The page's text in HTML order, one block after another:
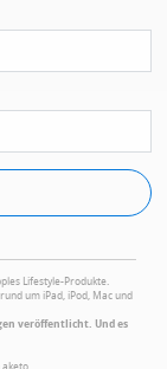
Lifestyle-Produkte.
um iPad, iPod, Mac und
veröffentlicht. Und es